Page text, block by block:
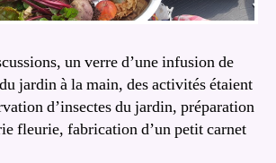
un verre d’une infusion de
jardin à la main, des activités étaient
d’insectes du jardin, préparation
fleurie, fabrication d’un petit carnet